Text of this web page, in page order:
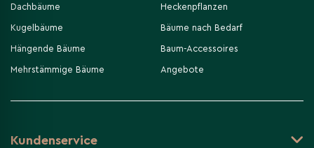
Dachbäume
Kugelbäume
Hängende Bäume
Mehrstämmige Bäume
Heckenpflanzen
Bäume nach Bedarf
Baum-Accessoires
Angebote
Kundenservice